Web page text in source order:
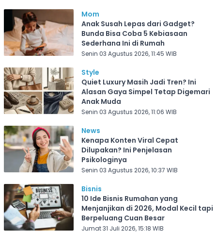
Mom
Anak Susah Lepas dari Gadget?
Bunda Bisa Coba 5 Kebiasaan
Sederhana Ini di Rumah
Senin 03 Agustus 2026, 11:45 WIB
Style
Quiet Luxury Masih Jadi Tren? Ini
Alasan Gaya Simpel Tetap Digemari
Anak Muda
Senin 03 Agustus 2026, 11:06 WIB
News
Kenapa Konten Viral Cepat
Dilupakan? Ini Penjelasan
Psikologinya
Senin 03 Agustus 2026, 10:37 WIB
Bisnis
10 Ide Bisnis Rumahan yang
Menjanjikan di 2026, Modal Kecil tapi
Berpeluang Cuan Besar
Jumat 31 Juli 2026, 15:18 WIB